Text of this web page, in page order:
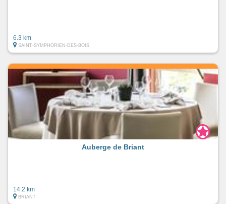
6.3 km
SAINT-SYMPHORIEN-DES-BOIS
Auberge de Briant
14.2 km
BRIANT